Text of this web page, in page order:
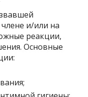
и/или на
реакции,
Основные